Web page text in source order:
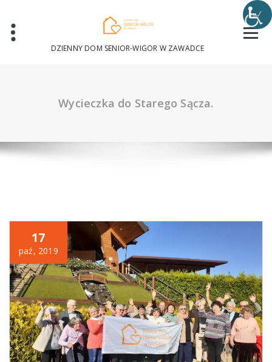
content
DZIENNY DOM SENIOR-WIGOR W ZAWADCE
Wycieczka do Starego Sącza.
17
paź, 2019